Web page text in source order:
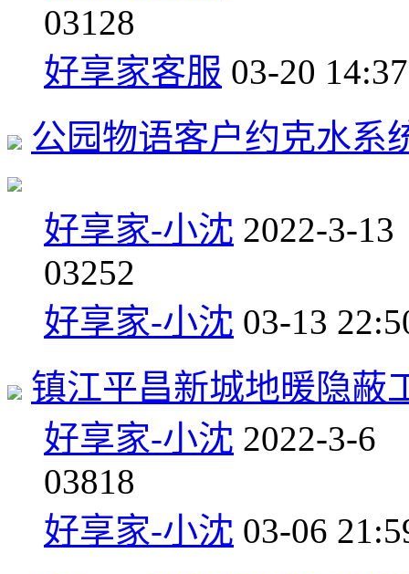
03128
好享家客服 03-20 14:37
公园物语客户约克水系
好享家-小沈 2022-3-13
03252
好享家-小沈 03-13
镇江平昌新城地暖隐蔽
好享家-小沈 2022-3-6
03818
好享家-小沈 03-06